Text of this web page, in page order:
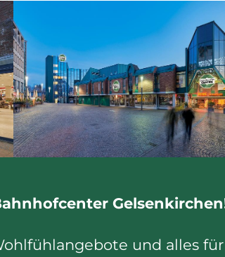
bcg-
startseitngalerie-
02
und alles